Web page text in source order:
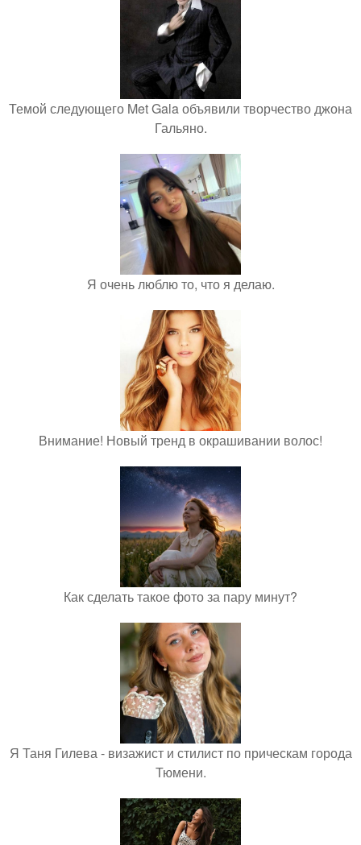
Темой следующего Met Gala объявили творчество джона
Гальяно.
Я очень люблю то, что я делаю.
Внимание! Новый тренд в окрашивании волос!
Как сделать такое фото за пару минут?
Я Таня Гилева - визажист и стилист по прическам города
Тюмени.